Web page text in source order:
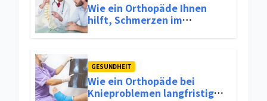
Wie ein Orthopäde Ihnen
hilft, Schmerzen im
GESUNDHEIT
Wie ein Orthopäde bei
Knieproblemen langfristige